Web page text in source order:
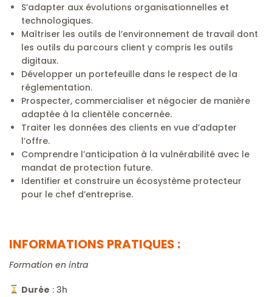
S’adapter aux évolutions organisationnelles et
technologiques.
Maîtriser les outils de l’environnement de travail dont
les outils du parcours client y compris les outils
digitaux.
Développer un portefeuille dans le respect de la
réglementation.
Prospecter, commercialiser et négocier de manière
adaptée à la clientèle concernée.
Traiter les données des clients en vue d’adapter
l’offre.
Comprendre l’anticipation à la vulnérabilité avec le
mandat de protection future.
Identifier et construire un écosystème protecteur
pour le chef d’entreprise.
INFORMATIONS PRATIQUES :
Formation en intra
Durée : 3h